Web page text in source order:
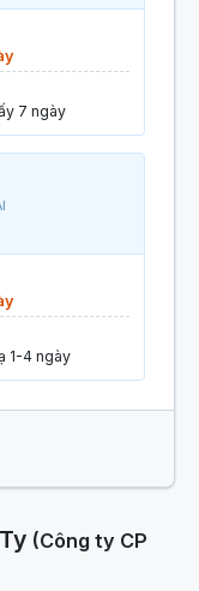
7 ngày
1-4 ngày
(Công ty CP